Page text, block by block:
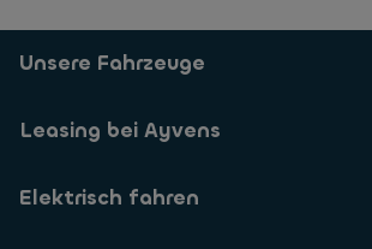
Unsere Fahrzeuge
Leasing bei Ayvens
Elektrisch fahren